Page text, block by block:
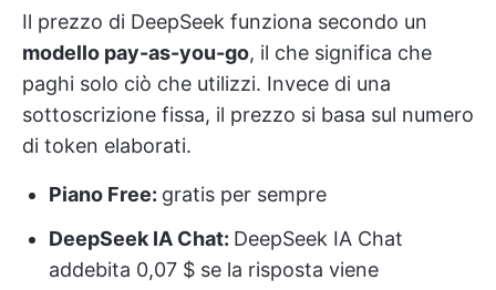
Il prezzo di DeepSeek funziona secondo un
modello pay-as-you-go, il che significa che
paghi solo ciò che utilizzi. Invece di una
sottoscrizione fissa, il prezzo si basa sul numero
di token elaborati.
Piano Free: gratis per sempre
DeepSeek IA Chat: DeepSeek IA Chat
addebita 0,07 $ se la risposta viene